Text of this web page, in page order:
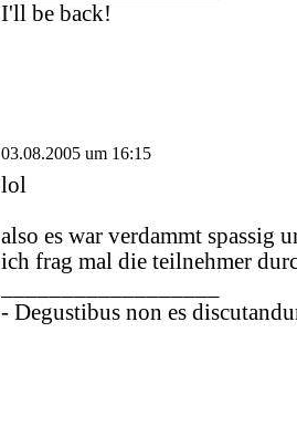
I'll be back!
03.08.2005 um 16:15
lol
also es war verdammt spassig
ich frag mal die teilnehmer
- Degustibus non es